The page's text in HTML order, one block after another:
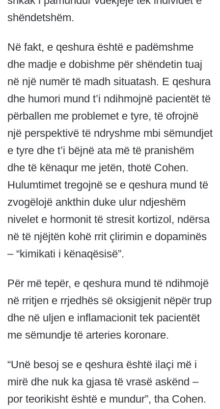
shëndetshëm.
Në fakt, e qeshura është e padëmshme
dhe madje e dobishme për shëndetin tuaj
në një numër të madh situatash. E qeshura
dhe humori mund t’i ndihmojnë pacientët të
përballen me problemet e tyre, të ofrojnë
një perspektivë të ndryshme mbi sëmundjet
e tyre dhe t’i bëjnë ata më të pranishëm
dhe të kënaqur me jetën, thotë Cohen.
Hulumtimet tregojnë se e qeshura mund të
zvogëlojë ankthin duke ulur ndjeshëm
nivelet e hormonit të stresit kortizol, ndërsa
në të njëjtën kohë rrit çlirimin e dopaminës
– “kimikati i kënaqësisë”.
Për më tepër, e qeshura mund të ndihmojë
në rritjen e rrjedhës së oksigjenit nëpër trup
dhe në uljen e inflamacionit tek pacientët
me sëmundje të arteries koronare.
“Unë besoj se e qeshura është ilaçi më i
mirë dhe nuk ka gjasa të vrasë askënd –
por teorikisht është e mundur”, tha Cohen.